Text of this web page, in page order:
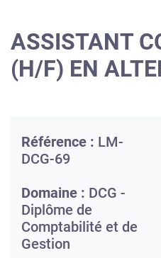
ASSISTANT
(H/F) EN
Référence : LM-
DCG-69
Domaine : DCG -
Diplôme de
Comptabilité et de
Gestion